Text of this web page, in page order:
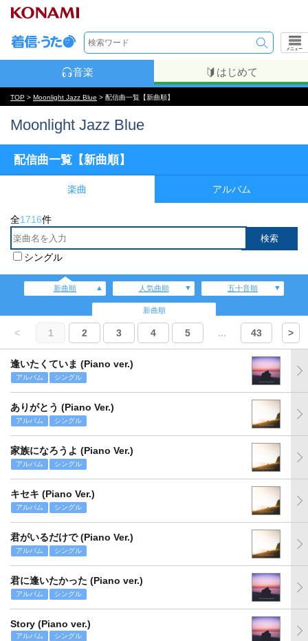
メニュー
音楽 はじめて
TOP > Moonlight Jazz Blue > 配信曲一覧【新曲順】
Moonlight Jazz Blue
配信曲一覧【新曲順】
楽曲 アルバム
全1716件
シングル
新曲順 人気曲順 五十音順
新曲順
< 1 2 3 4 5 ... 43 >
逢いたくていま (Piano ver.)
アルバム シングル
ありがとう (Piano Ver.)
アルバム シングル
家族になろうよ (Piano Ver.)
アルバム シングル
キセキ (Piano Ver.)
アルバム シングル
君がいるだけで (Piano Ver.)
アルバム シングル
君に逢いたかった (Piano ver.)
アルバム シングル
Story (Piano ver.)
アルバム シングル